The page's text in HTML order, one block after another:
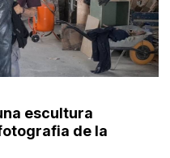
escultura
de la